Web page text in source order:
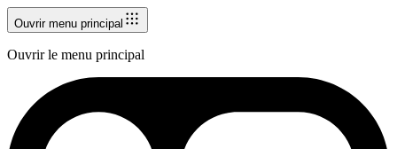
Ouvrir menu principal
Ouvrir le menu principal